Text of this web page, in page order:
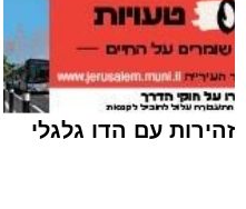
זהירות עם הדו גלגלי